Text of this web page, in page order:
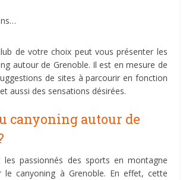
de votre choix peut vous présenter les
autour de Grenoble. Il est en mesure de
de sites à parcourir en fonction
aussi des sensations désirées.
canyoning autour de
les passionnés des sports en montagne
canyoning à Grenoble. En effet, cette